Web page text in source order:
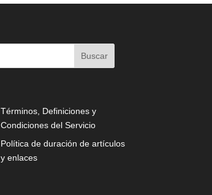
Términos, Definiciones y
Condiciones del Servicio
Política de duración de artículos
y enlaces